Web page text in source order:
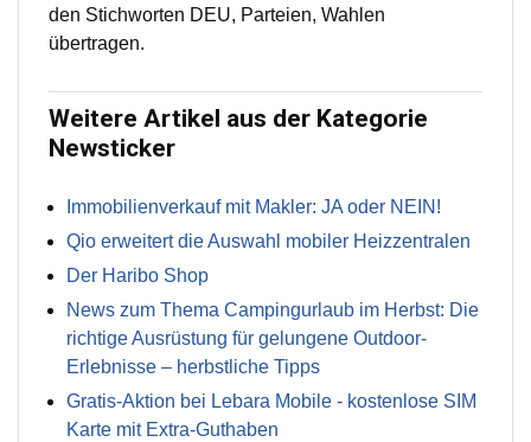
den Stichworten DEU, Parteien, Wahlen
übertragen.
Weitere Artikel aus der Kategorie
Newsticker
Immobilienverkauf mit Makler: JA oder NEIN!
Qio erweitert die Auswahl mobiler Heizzentralen
Der Haribo Shop
News zum Thema Campingurlaub im Herbst: Die
richtige Ausrüstung für gelungene Outdoor-
Erlebnisse – herbstliche Tipps
Gratis-Aktion bei Lebara Mobile - kostenlose SIM
Karte mit Extra-Guthaben